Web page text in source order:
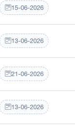
15-06-2026
13-06-2026
21-06-2026
13-06-2026